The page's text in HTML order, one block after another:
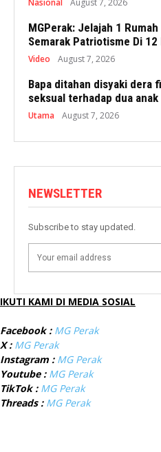
Nasional August 7, 2026
MGPerak: Jelajah 1
Semarak Patriotisme Di 12
Video August 7, 2026
Bapa ditahan disyaki dera
seksual terhadap dua
Utama August 7, 2026
NEWSLETTER
Subscribe to stay updated.
IKUTI KAMI DI MEDIA SOSIAL
Facebook : MG Perak
X : MG Perak
Instagram : MG Perak
Youtube : MG Perak
TikTok : MG Perak
Threads : MG Perak